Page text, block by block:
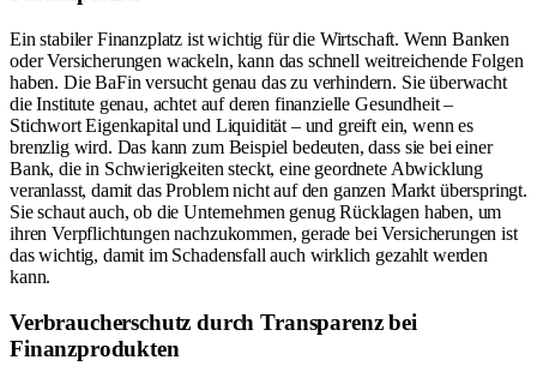
Ein stabiler Finanzplatz ist wichtig für die Wirtschaft. Wenn Banken
oder Versicherungen wackeln, kann das schnell weitreichende Folgen
haben. Die BaFin versucht genau das zu verhindern. Sie überwacht
die Institute genau, achtet auf deren finanzielle Gesundheit –
Stichwort Eigenkapital und Liquidität – und greift ein, wenn es
brenzlig wird. Das kann zum Beispiel bedeuten, dass sie bei einer
Bank, die in Schwierigkeiten steckt, eine geordnete Abwicklung
veranlasst, damit das Problem nicht auf den ganzen Markt überspringt.
Sie schaut auch, ob die Unternehmen genug Rücklagen haben, um
ihren Verpflichtungen nachzukommen, gerade bei Versicherungen ist
das wichtig, damit im Schadensfall auch wirklich gezahlt werden
kann.
Verbraucherschutz durch Transparenz bei
Finanzprodukten